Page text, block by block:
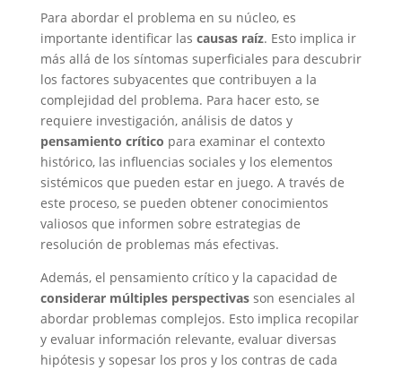
Para abordar el problema en su núcleo, es
importante identificar las causas raíz. Esto implica ir
más allá de los síntomas superficiales para descubrir
los factores subyacentes que contribuyen a la
complejidad del problema. Para hacer esto, se
requiere investigación, análisis de datos y
pensamiento crítico para examinar el contexto
histórico, las influencias sociales y los elementos
sistémicos que pueden estar en juego. A través de
este proceso, se pueden obtener conocimientos
valiosos que informen sobre estrategias de
resolución de problemas más efectivas.
Además, el pensamiento crítico y la capacidad de
considerar múltiples perspectivasson esenciales al
abordar problemas complejos. Esto implica recopilar
y evaluar información relevante, evaluar diversas
hipótesis y sopesar los pros y los contras de cada